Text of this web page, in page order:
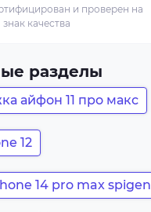
и проверен на
знак качества
разделы
айфон 11 про макс
12
14 pro max spigen